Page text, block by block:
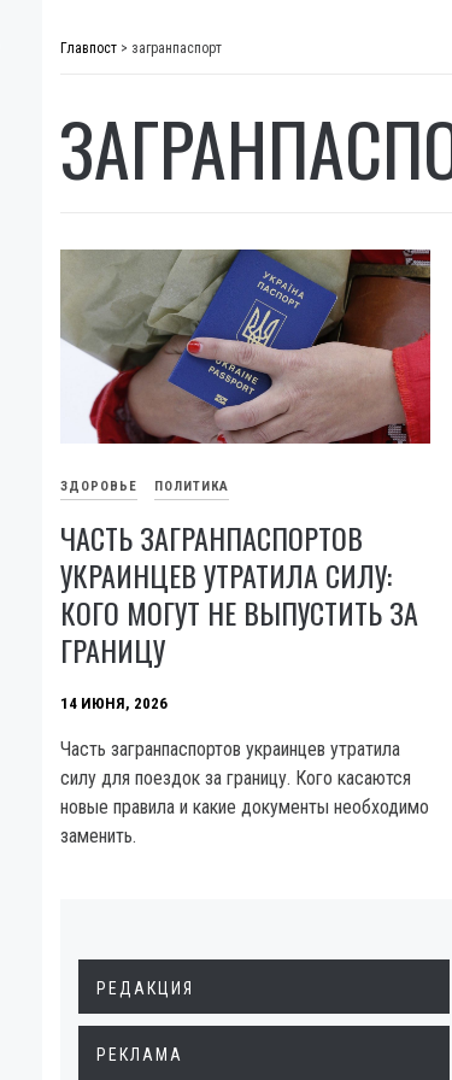
Главпост > загранпаспорт
ЗДОРОВЬЕ ПОЛИТИКА
ЧАСТЬ ЗАГРАНПАСПОРТОВ
УКРАИНЦЕВ УТРАТИЛА СИЛУ:
КОГО МОГУТ НЕ ВЫПУСТИТЬ ЗА
ГРАНИЦУ
14 ИЮНЯ, 2026
Часть загранпаспортов украинцев утратила
силу для поездок за границу. Кого касаются
новые правила и какие документы необходимо
заменить.
РЕДАКЦИЯ
РЕКЛАМА